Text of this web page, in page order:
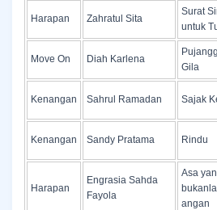
Harapan Zahratul Sita
Surat
untuk
Move On Diah Karlena
Gila
Kenangan Sahrul Ramadan Sajak
Kenangan Sandy Pratama Rindu
Harapan
Engrasia Sahda
Fayola
Asa
angan